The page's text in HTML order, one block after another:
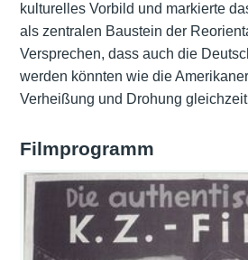
kulturelles Vorbild und markierte
als zentralen Baustein der
Versprechen, dass auch die
werden könnten wie die
Verheißung und Drohung
Filmprogramm